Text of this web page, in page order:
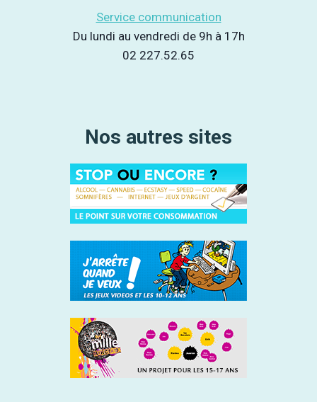
Service communication
Du lundi au vendredi de 9h à 17h
02 227.52.65
Nos autres sites